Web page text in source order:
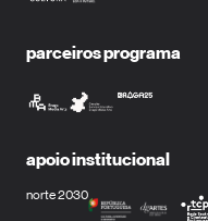
parceiros programa
apoio institucional
norte 2030